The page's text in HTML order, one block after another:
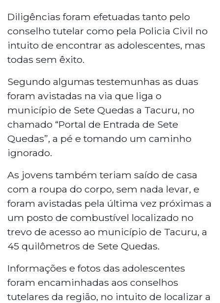
Diligências foram efetuadas tanto pelo
conselho tutelar como pela Policia Civil no
intuito de encontrar as adolescentes, mas
todas sem êxito.
Segundo algumas testemunhas as duas
foram avistadas na via que liga o
município de Sete Quedas a Tacuru, no
chamado “Portal de Entrada de Sete
Quedas”, a pé e tomando um caminho
ignorado.
As jovens também teriam saído de casa
com a roupa do corpo, sem nada levar, e
foram avistadas pela última vez próximas a
um posto de combustível localizado no
trevo de acesso ao município de Tacuru, a
45 quilômetros de Sete Quedas.
Informações e fotos das adolescentes
foram encaminhadas aos conselhos
tutelares da região, no intuito de localizar a